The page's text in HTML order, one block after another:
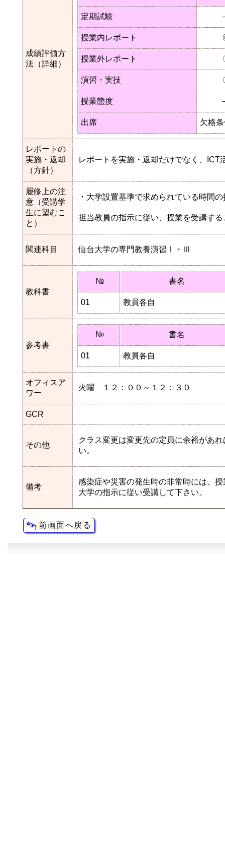
成績評価方
法（詳細）
定期試験
授業内レポート
授業外レポート
演習・実技
授業態度
出席 欠格
レポートの
実施・返却
（方針）
レポートを実施・返却だけでなく、
履修上の注
意（受講学
生に望むこ
と）
・大学設置基準で求められている時間
担当教員の指示に従い、授業を受講する
関連科目 仙台大学の専門教養演習Ⅰ・Ⅲ
教科書
№ 書名
01 教員各自
参考書
№ 書名
01 教員各自
オフィスア
ワー
火曜 １２：００～１２：３０
GCR
その他
クラス変更は変更先の定員に余裕があ
い。
備考
感染症や災害の発生時の非常時には、
大学の指示に従い受講して下さい。